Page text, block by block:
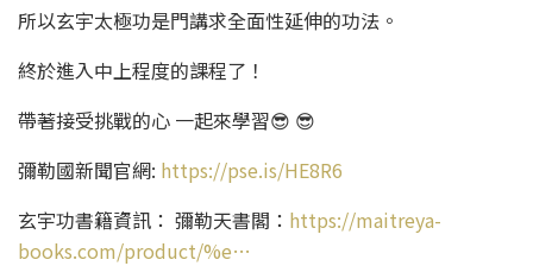
所以玄宇太極功是門講求全面性延伸的功法。
終於進入中上程度的課程了！
帶著接受挑戰的心 一起來學習😎 😎
彌勒國新聞官網: https://pse.is/HE8R6
玄宇功書籍資訊： 彌勒天書閣： https://maitreya-
books.com/product/%e…